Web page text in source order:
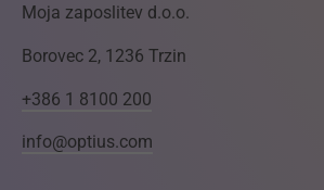
Moja zaposlitev d.o.o.
Borovec 2, 1236 Trzin
+386 1 8100 200
info@optius.com